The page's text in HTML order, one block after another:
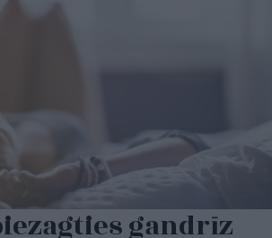
gandrīz